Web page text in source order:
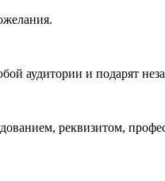
аудитории и подарят
реквизитом,